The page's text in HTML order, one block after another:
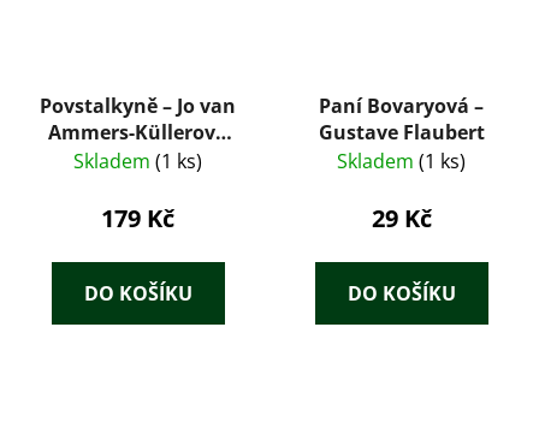
Povstalkyně – Jo van
Ammers-Küllerová
(1949)
Skladem (1 ks)
179 Kč
DO KOŠÍKU
Paní Bovaryová –
Gustave Flaubert
Skladem (1 ks)
29 Kč
DO KOŠÍKU